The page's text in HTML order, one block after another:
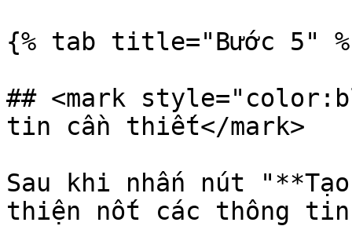
{% tab title="Bước 5"
## <mark
tin cần thiết</mark>
Sau khi nhấn nút
thiện nốt các thông